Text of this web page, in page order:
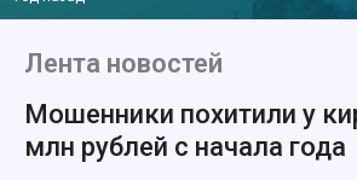
Лента новостей
Мошенники похитили у
млн рублей с начала года